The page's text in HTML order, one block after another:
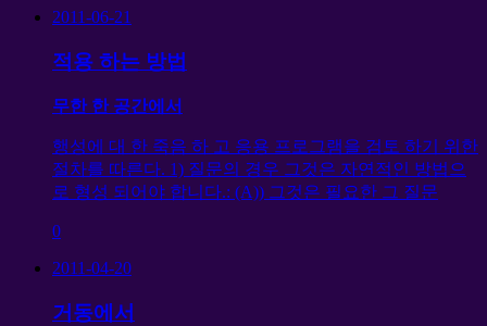
2011-06-21
적용 하는 방법
무한 한 공간에서
행성에 대 한 죽음 하 고 응용 프로그램을 검토 하기 위한
절차를 따른다. 1) 질문의 경우 그것은 자연적인 방법으
로 형성 되어야 합니다.: (A)) 그것은 필요한 그 질문
0
2011-04-20
거동에서